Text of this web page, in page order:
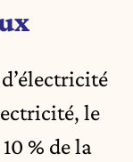
le
% de la